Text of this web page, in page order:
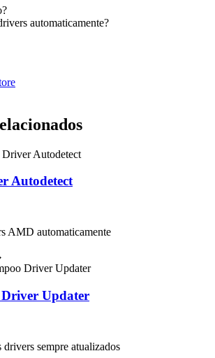
automaticamente?
Autodetect
AMD automaticamente
Updater
drivers sempre atualizados